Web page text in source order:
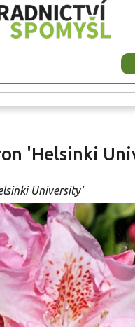
'Helsinki
University'